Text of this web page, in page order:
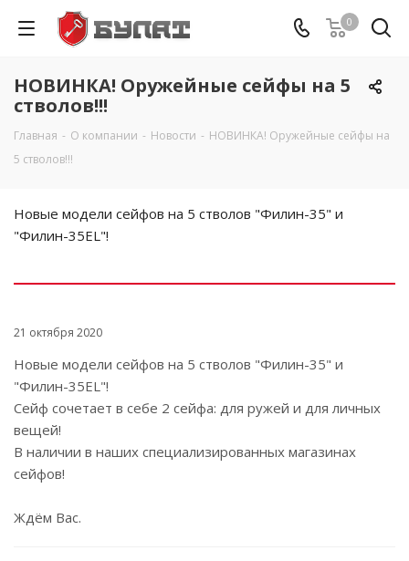
0
НОВИНКА! Оружейные сейфы на 5
стволов!!!
Главная - О компании - Новости - НОВИНКА! Оружейные сейфы на
5 стволов!!!
Новые модели сейфов на 5 стволов "Филин-35" и
"Филин-35EL"!
21 октября 2020
Новые модели сейфов на 5 стволов "Филин-35" и
"Филин-35EL"!
Сейф сочетает в себе 2 сейфа: для ружей и для личных
вещей!
В наличии в наших специализированных магазинах
сейфов!
Ждём Вас.